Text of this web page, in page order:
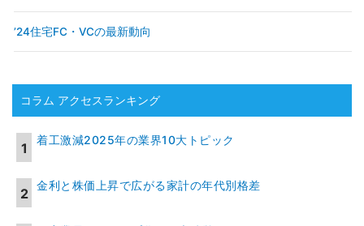
’24住宅FC・VCの最新動向
コラム アクセスランキング
着工激減2025年の業界10大トピック
金利と株価上昇で広がる家計の年代別格差